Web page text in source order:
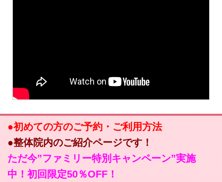
●初めての方のご予約・ご利用方法
●整体院内のご紹介ページです！
ただ今”ファミリー特別キャンペーン”実施
中！初回限定50％OFF！